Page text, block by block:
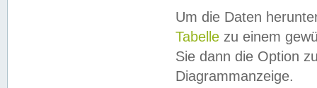
Um die Daten
Tabelle zu einem
Sie dann die Option
Diagrammanzeige.